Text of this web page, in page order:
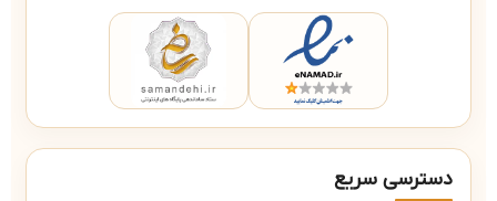
دسترسی سریع